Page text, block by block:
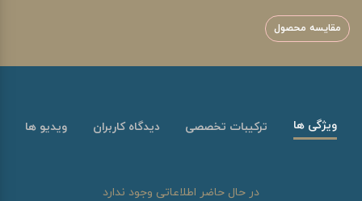
مقایسه محصول
ویژگی ها ترکیبات تخصصی دیدگاه کاربران ویدیو ها
در حال حاضر اطلاعاتی وجود ندارد